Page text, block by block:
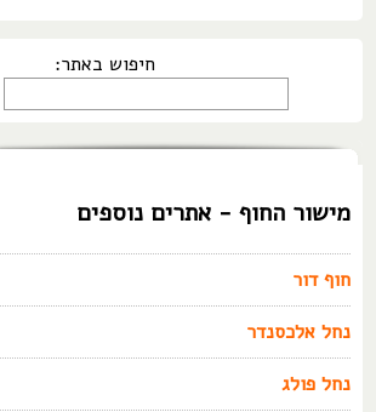
חיפוש באתר:
מישור החוף - אתרים נוספים
חוף דור
נחל אלכסנדר
נחל פולג